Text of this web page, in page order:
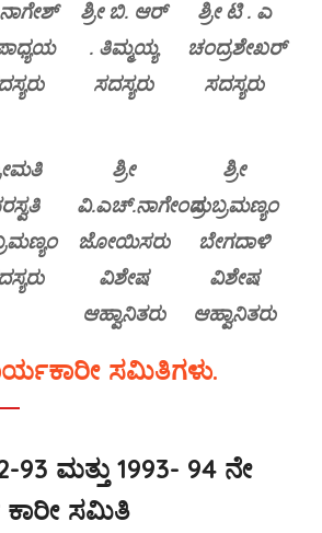
ನಾಗೇಶ್
ಶ್ರೀ ಬಿ. ಆರ್
. ತಿಮ್ಮಯ್ಯ
ಸದಸ್ಯರು
ಶ್ರೀ ಟಿ . ಎ
ಚಂದ್ರಶೇಖರ್
ಸದಸ್ಯರು
ಶ್ರೀ
ವಿ.ಎಚ್.ನಾಗೇಂದ್ರ
ಜೋಯಿಸರು
ವಿಶೇಷ
ಆಹ್ವಾನಿತರು
ಶ್ರೀ
ಸುಬ್ರಮಣ್ಯಂ
ಬೇಗದಾಳಿ
ವಿಶೇಷ
ಆಹ್ವಾನಿತರು
ಸಮಿತಿಗಳು.
93 ಮತ್ತು 1993- 94 ನೇ
ಸಮಿತಿ